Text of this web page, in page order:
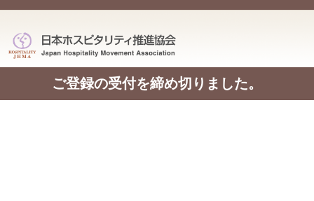
ご登録の受付を締め切りました。